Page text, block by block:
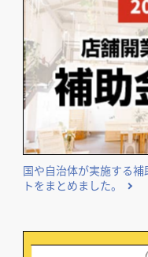
国や自治体が実施する
トをまとめました。